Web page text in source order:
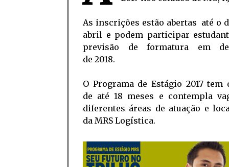
As inscrições estão abertas até o
abril e podem participar
previsão de formatura em
de 2018.
O Programa de Estágio 2017 tem
de até 18 meses e contempla
diferentes áreas de atuação e
da MRS Logística.